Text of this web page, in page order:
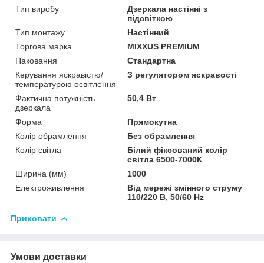
Тип виробу
Дзеркала настінні з
підсвіткою
Тип монтажу
Настінний
Торгова марка
MIXXUS PREMIUM
Паковання
Стандартна
Керування яскравістю/
температурою освітлення
З регулятором яскравості
Фактична потужність
дзеркала
50,4 Вт
Форма
Прямокутна
Колір обрамлення
Без обрамлення
Колір світла
Білий фіксований колір
світла 6500-7000К
Ширина (мм)
1000
Електроживлення
Від мережі змінного струму
110/220 В, 50/60 Hz
Приховати
Умови доставки